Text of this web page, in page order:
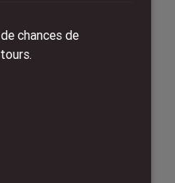
de chances de
tours.